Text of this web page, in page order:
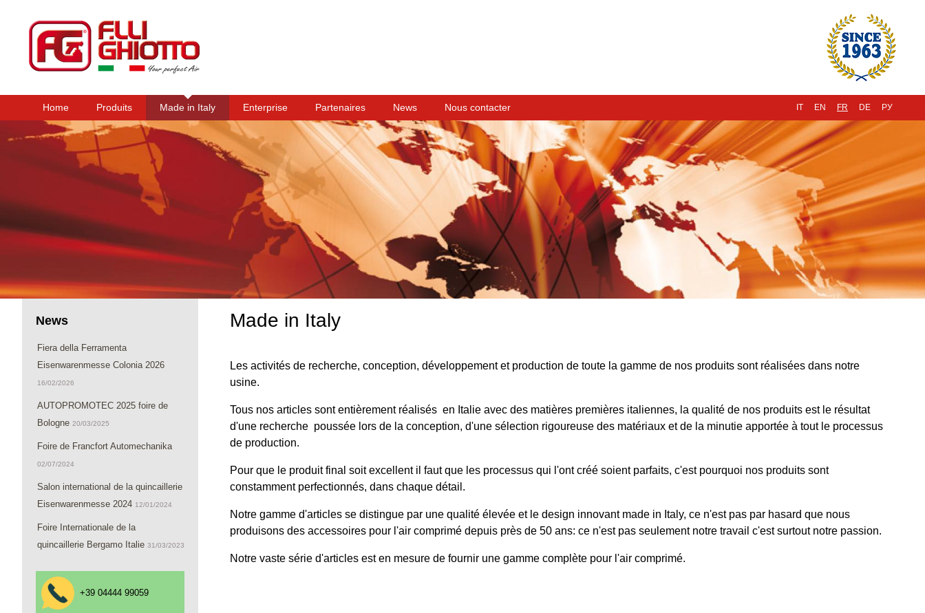
Home Produits Made in Italy Enterprise Partenaires News Nous contacter IT EN FR DE РУ
Made in Italy
Les activités de recherche, conception, développement et production de toute la gamme de nos produits sont réalisées dans notre
usine.
Tous nos articles sont entièrement réalisés en Italie avec des matières premières italiennes, la qualité de nos produits est le résultat
d'une recherche poussée lors de la conception, d'une sélection rigoureuse des matériaux et de la minutie apportée à tout le processus
de production.
Pour que le produit final soit excellent il faut que les processus qui l'ont créé soient parfaits, c'est pourquoi nos produits sont
constamment perfectionnés, dans chaque détail.
Notre gamme d'articles se distingue par une qualité élevée et le design innovant made in Italy, ce n'est pas par hasard que nous
produisons des accessoires pour l'air comprimé depuis près de 50 ans: ce n'est pas seulement notre travail c'est surtout notre passion.
Notre vaste série d'articles est en mesure de fournir une gamme complète pour l'air comprimé.
News
Fiera della Ferramenta
Eisenwarenmesse Colonia 2026
16/02/2026
AUTOPROMOTEC 2025 foire de
Bologne 20/03/2025
Foire de Francfort Automechanika
02/07/2024
Salon international de la quincaillerie
Eisenwarenmesse 2024 12/01/2024
Foire Internationale de la
quincaillerie Bergamo Italie 31/03/2023
+39 04444 99059